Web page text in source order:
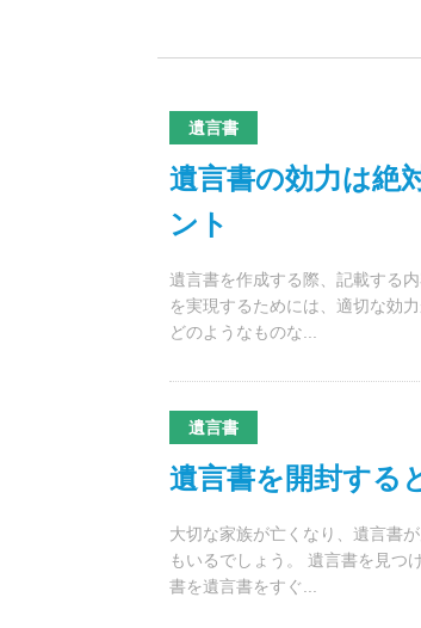
遺言書
遺言書の効力は絶
ント
遺言書を作成する際、記載する
を実現するためには、適切な効
どのようなものな...
遺言書
遺言書を開封する
大切な家族が亡くなり、遺言書
もいるでしょう。 遺言書を見つ
書を遺言書をすぐ...